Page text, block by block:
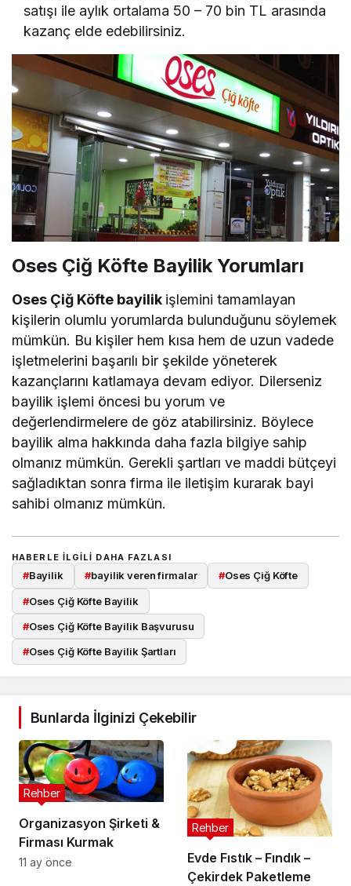
satışı ile aylık ortalama 50 – 70 bin TL arasında
kazanç elde edebilirsiniz.
Oses Çiğ Köfte Bayilik Yorumları
Oses Çiğ Köfte bayilik işlemini tamamlayan
kişilerin olumlu yorumlarda bulunduğunu söylemek
mümkün. Bu kişiler hem kısa hem de uzun vadede
işletmelerini başarılı bir şekilde yöneterek
kazançlarını katlamaya devam ediyor. Dilerseniz
bayilik işlemi öncesi bu yorum ve
değerlendirmelere de göz atabilirsiniz. Böylece
bayilik alma hakkında daha fazla bilgiye sahip
olmanız mümkün. Gerekli şartları ve maddi bütçeyi
sağladıktan sonra firma ile iletişim kurarak bayi
sahibi olmanız mümkün.
HABERLE ILGILI DAHA FAZLASI
#Bayilik #bayilik veren firmalar #Oses Çiğ Köfte
#Oses Çiğ Köfte Bayilik
#Oses Çiğ Köfte Bayilik Başvurusu
#Oses Çiğ Köfte Bayilik Şartları
Bunlarda İlginizi Çekebilir
Organizasyon Şirketi &
Firması Kurmak
Rehber
11 ay önce
Evde Fıstık – Fındık –
Çekirdek Paketleme
Rehber